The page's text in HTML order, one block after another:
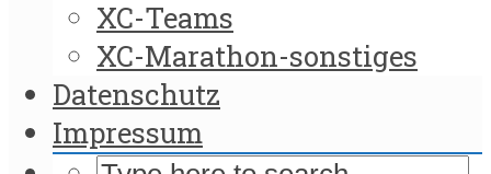
XC-Teams
XC-Marathon-sonstiges
Datenschutz
Impressum